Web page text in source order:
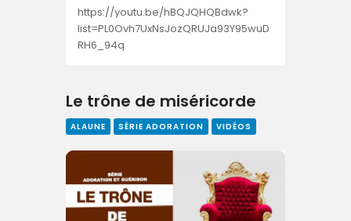
https://youtu.be/hBQJQHQBdwk?
list=PL0Ovh7UxNsJozQRUJa93Y95wuD
RH6_94q
Le trône de miséricorde
ALAUNE SÉRIE ADORATION VIDÉOS